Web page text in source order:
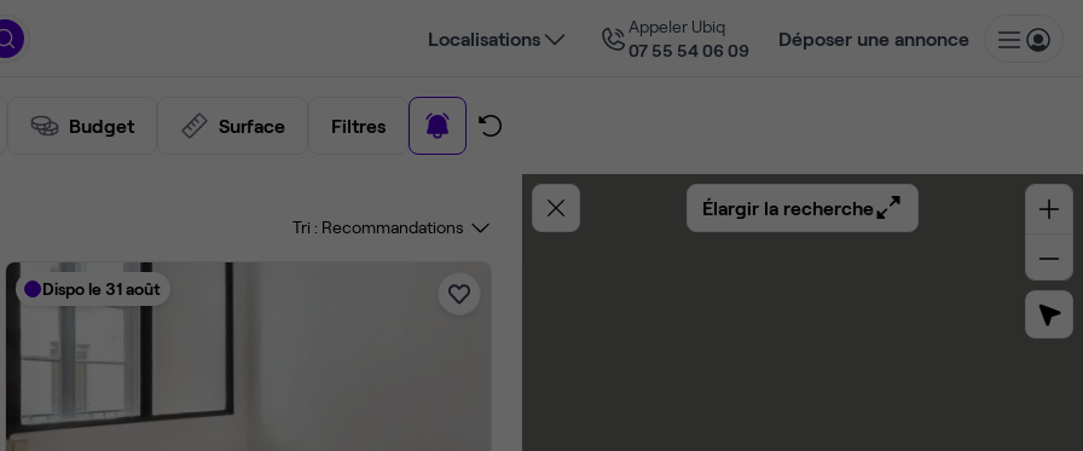
Localisations
Appeler Ubiq
07 55 54 06 09
Déposer une annonce
Budget Surface Filtres
Tri :
Élargir la recherche